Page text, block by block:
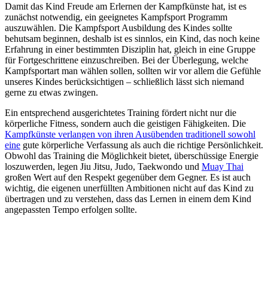
Damit das Kind Freude am Erlernen der Kampfkünste hat, ist es
zunächst notwendig, ein geeignetes Kampfsport Programm
auszuwählen. Die Kampfsport Ausbildung des Kindes sollte
behutsam beginnen, deshalb ist es sinnlos, ein Kind, das noch keine
Erfahrung in einer bestimmten Disziplin hat, gleich in eine Gruppe
für Fortgeschrittene einzuschreiben. Bei der Überlegung, welche
Kampfsportart man wählen sollen, sollten wir vor allem die Gefühle
unseres Kindes berücksichtigen – schließlich lässt sich niemand
gerne zu etwas zwingen.
Ein entsprechend ausgerichtetes Training fördert nicht nur die
körperliche Fitness, sondern auch die geistigen Fähigkeiten. Die
Kampfkünste verlangen von ihren Ausübenden traditionell sowohl
eine gute körperliche Verfassung als auch die richtige Persönlichkeit.
Obwohl das Training die Möglichkeit bietet, überschüssige Energie
loszuwerden, legen Jiu Jitsu, Judo, Taekwondo und Muay Thai
großen Wert auf den Respekt gegenüber dem Gegner. Es ist auch
wichtig, die eigenen unerfüllten Ambitionen nicht auf das Kind zu
übertragen und zu verstehen, dass das Lernen in einem dem Kind
angepassten Tempo erfolgen sollte.